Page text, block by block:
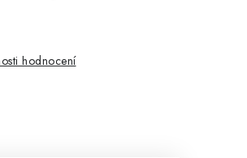
hodnocení